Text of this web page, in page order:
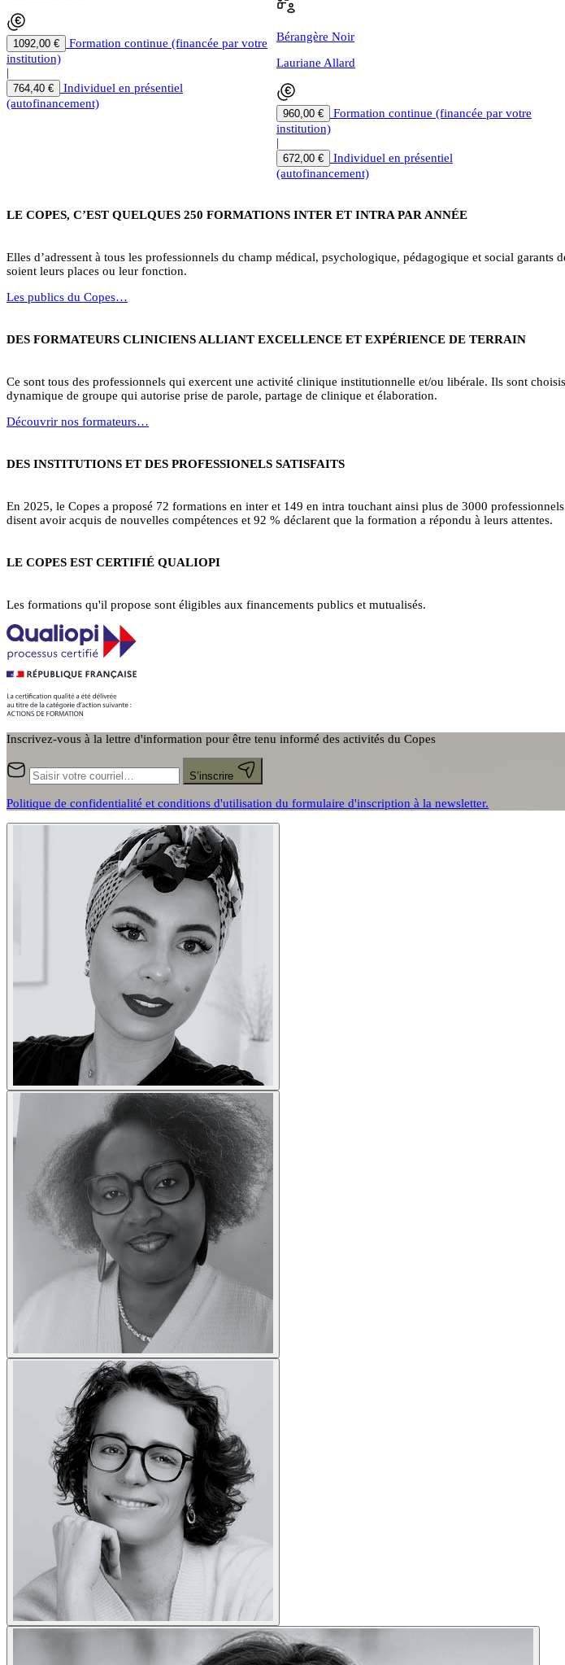
1092,00 €
Formation continue (financée par votre
institution)
|
764,40 €
Individuel en présentiel
(autofinancement)
Bérangère Noir
Lauriane Allard
960,00 €
Formation continue (financée par votre
institution)
|
672,00 €
Individuel en présentiel
(autofinancement)
LE COPES, C’EST QUELQUES 250 FORMATIONS INTER ET INTRA PAR ANNÉE
Elles d’adressent à tous les professionnels du champ médical, psychologique, pédagogique et social
soient leurs places ou leur fonction.
Les publics du Copes…
DES FORMATEURS CLINICIENS ALLIANT EXCELLENCE ET EXPÉRIENCE DE TERRAIN
Ce sont tous des professionnels qui exercent une activité clinique institutionnelle et/ou libérale. Ils sont
dynamique de groupe qui autorise prise de parole, partage de clinique et élaboration.
Découvrir nos formateurs…
DES INSTITUTIONS ET DES PROFESSIONELS SATISFAITS
En 2025, le Copes a proposé 72 formations en inter et 149 en intra touchant ainsi plus de 3000
disent avoir acquis de nouvelles compétences et 92 % déclarent que la formation a répondu à leurs attentes.
LE COPES EST CERTIFIÉ QUALIOPI
Les formations qu'il propose sont éligibles aux financements publics et mutualisés.
Inscrivez-vous à la lettre d'information pour être tenu informé des activités du Copes
S’inscrire
Politique de confidentialité et conditions d'utilisation du formulaire d'inscription à la newsletter.